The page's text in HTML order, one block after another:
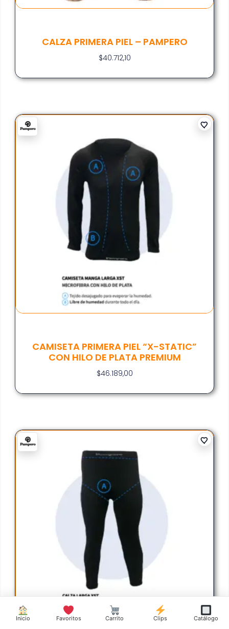
CALZA PRIMERA PIEL – PAMPERO
$40.712,10
CAMISETA PRIMERA PIEL “X-STATIC”
CON HILO DE PLATA PREMIUM
$46.189,00
Inicio Favoritos Carrito Clips Catálogo